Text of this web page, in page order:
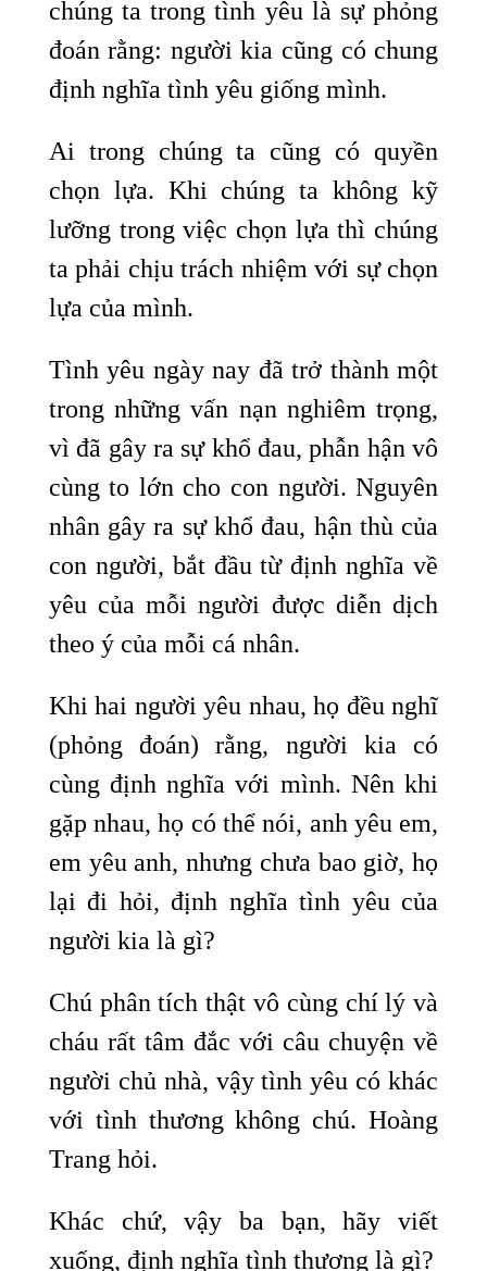
chúng ta trong tình yêu là sự phỏng
đoán rằng: người kia cũng có chung
định nghĩa tình yêu giống mình.
Ai trong chúng ta cũng có quyền
chọn lựa. Khi chúng ta không kỹ
lưỡng trong việc chọn lựa thì chúng
ta phải chịu trách nhiệm với sự chọn
lựa của mình.
Tình yêu ngày nay đã trở thành một
trong những vấn nạn nghiêm trọng,
vì đã gây ra sự khổ đau, phẫn hận vô
cùng to lớn cho con người. Nguyên
nhân gây ra sự khổ đau, hận thù của
con người, bắt đầu từ định nghĩa về
yêu của mỗi người được diễn dịch
theo ý của mỗi cá nhân.
Khi hai người yêu nhau, họ đều nghĩ
(phỏng đoán) rằng, người kia có
cùng định nghĩa với mình. Nên khi
gặp nhau, họ có thể nói, anh yêu em,
em yêu anh, nhưng chưa bao giờ, họ
lại đi hỏi, định nghĩa tình yêu của
người kia là gì?
Chú phân tích thật vô cùng chí lý và
cháu rất tâm đắc với câu chuyện về
người chủ nhà, vậy tình yêu có khác
với tình thương không chú. Hoàng
Trang hỏi.
Khác chứ, vậy ba bạn, hãy viết
xuống, định nghĩa tình thương là gì?